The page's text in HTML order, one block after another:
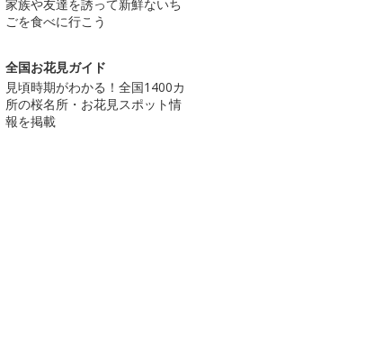
家族や友達を誘って新鮮ないち
ごを食べに行こう
全国お花見ガイド
見頃時期がわかる！全国1400カ
所の桜名所・お花見スポット情
報を掲載